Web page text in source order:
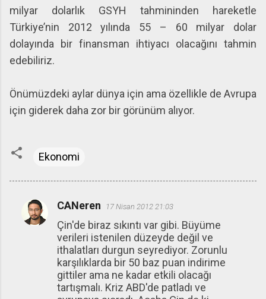
milyar dolarlık GSYH tahmininden hareketle
Türkiye’nin 2012 yılında 55 – 60 milyar dolar
dolayında bir finansman ihtiyacı olacağını tahmin
edebiliriz.
Önümüzdeki aylar dünya için ama özellikle de Avrupa
için giderek daha zor bir görünüm alıyor.
Ekonomi
o
CANeren 17 Nisan 2012 21:03
Çin'de biraz sıkıntı var gibi. Büyüme
verileri istenilen düzeyde değil ve
ithalatları durgun seyrediyor. Zorunlu
karşılıklarda bir 50 baz puan indirime
gittiler ama ne kadar etkili olacağı
tartışmalı. Kriz ABD'de patladı ve